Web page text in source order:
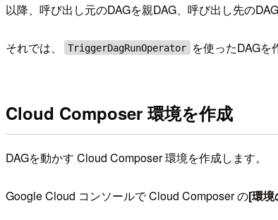
以降、呼び出し元のDAGを親DAG、呼び出し先の
それでは、 TriggerDagRunOperator を使ったDAGを
Cloud Composer 環境を作成
DAGを動かす Cloud Composer 環境を作成します。
Google Cloud コンソールで Cloud Composer の[環